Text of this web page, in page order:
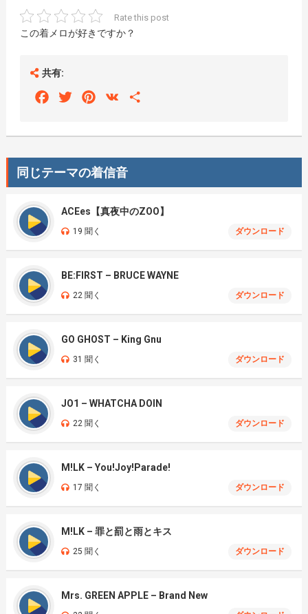
Rate this post
この着メロが好きですか？
共有:
FacebookTwitterPinterest
VK
同じテーマの着信音
ACEes【真夜中のZOO】
19 聞く ダウンロード
BE:FIRST – BRUCE WAYNE
22 聞く ダウンロード
GO GHOST – King Gnu
31 聞く ダウンロード
JO1 – WHATCHA DOIN
22 聞く ダウンロード
M!LK – You!Joy!Parade!
17 聞く ダウンロード
M!LK – 罪と罰と雨とキス
25 聞く ダウンロード
Mrs. GREEN APPLE – Brand New